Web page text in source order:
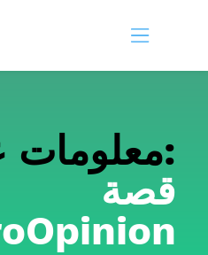
معلومات عنا:
قصة